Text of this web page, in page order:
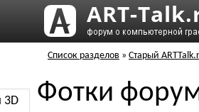
Список разделов » Старый
Фотки
3D